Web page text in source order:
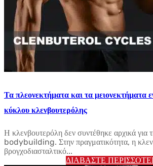
Τα πλεονεκτήματα και τα μειονεκτήματα
κύκλου κλενβουτερόλης
Η κλενβουτερόλη δεν συντέθηκε αρχικά για
bodybuilding. Στην πραγματικότητα, η
βρογχοδιασταλτικό...
ΔΙΑΒΆΣΤΕ